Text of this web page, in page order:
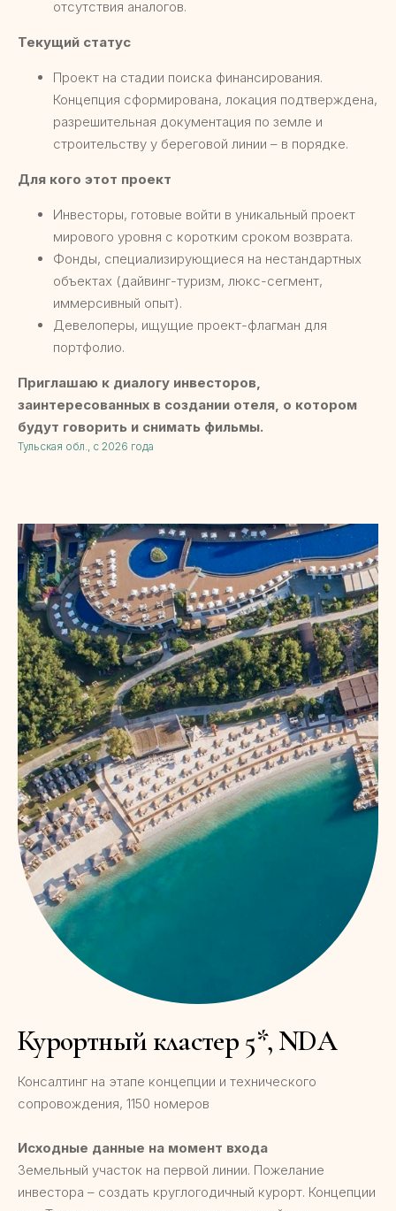
отсутствия аналогов.
Текущий статус
Проект на стадии поиска финансирования.
Концепция сформирована, локация подтверждена,
разрешительная документация по земле и
строительству у береговой линии – в порядке.
Для кого этот проект
Инвесторы, готовые войти в уникальный проект
мирового уровня с коротким сроком возврата.
Фонды, специализирующиеся на нестандартных
объектах (дайвинг-туризм, люкс-сегмент,
иммерсивный опыт).
Девелоперы, ищущие проект-флагман для
портфолио.
Приглашаю к диалогу инвесторов,
заинтересованных в создании отеля, о котором
будут говорить и снимать фильмы.
Тульская обл., с 2026 года
Курортный кластер 5*, NDA
Консалтинг на этапе концепции и технического
сопровождения, 1150 номеров
Исходные данные на момент входа
Земельный участок на первой линии. Пожелание
инвестора – создать круглогодичный курорт. Концепции